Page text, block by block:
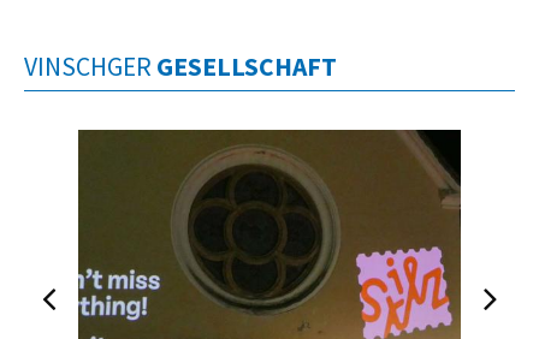
VINSCHGER GESELLSCHAFT